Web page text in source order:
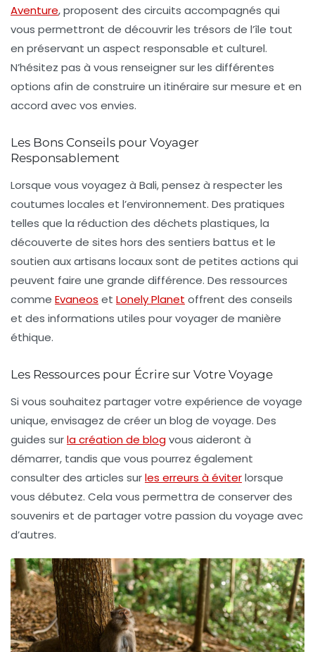
Aventure, proposent des circuits accompagnés qui
vous permettront de découvrir les trésors de l’île tout
en préservant un aspect responsable et culturel.
N’hésitez pas à vous renseigner sur les différentes
options afin de construire un itinéraire sur mesure et en
accord avec vos envies.
Les Bons Conseils pour Voyager
Responsablement
Lorsque vous voyagez à Bali, pensez à respecter les
coutumes locales et l’environnement. Des pratiques
telles que la réduction des déchets plastiques, la
découverte de sites hors des sentiers battus et le
soutien aux artisans locaux sont de petites actions qui
peuvent faire une grande différence. Des ressources
comme Evaneos et Lonely Planet offrent des conseils
et des informations utiles pour voyager de manière
éthique.
Les Ressources pour Écrire sur Votre Voyage
Si vous souhaitez partager votre expérience de voyage
unique, envisagez de créer un blog de voyage. Des
guides surla création de blogvous aideront à
démarrer, tandis que vous pourrez également
consulter des articles surles erreurs à éviterlorsque
vous débutez. Cela vous permettra de conserver des
souvenirs et de partager votre passion du voyage avec
d’autres.